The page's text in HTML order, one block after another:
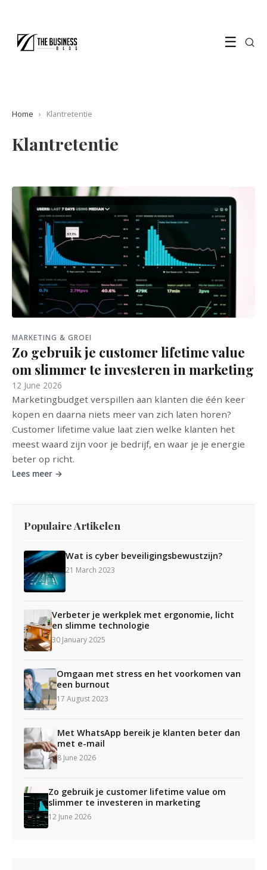
☰
Home › Klantretentie
Klantretentie
MARKETING & GROEI
Zo gebruik je customer lifetime value
om slimmer te investeren in marketing
12 June 2026
Marketingbudget verspillen aan klanten die één keer
kopen en daarna niets meer van zich laten horen?
Customer lifetime value laat zien welke klanten het
meest waard zijn voor je bedrijf, en waar je je energie
beter op richt.
Lees meer →
Populaire Artikelen
Wat is cyber beveiligingsbewustzijn?
21 March 2023
Verbeter je werkplek met ergonomie, licht
en slimme technologie
30 January 2025
Omgaan met stress en het voorkomen van
een burnout
17 August 2023
Met WhatsApp bereik je klanten beter dan
met e-mail
8 June 2026
Zo gebruik je customer lifetime value om
slimmer te investeren in marketing
12 June 2026